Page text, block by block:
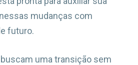
mudanças com
futuro.
uma transição sem